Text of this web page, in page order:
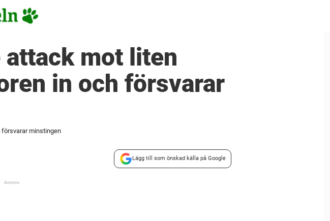
mot liten
in och försvarar
försvarar minstingen
Lägg till som önskad källa på Google